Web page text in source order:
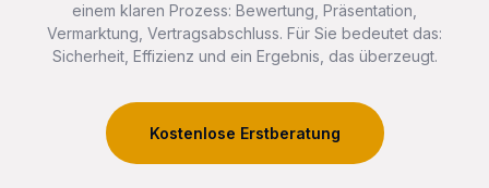
einem klaren Prozess: Bewertung, Präsentation,
Vermarktung, Vertragsabschluss. Für Sie bedeutet das:
Sicherheit, Effizienz und ein Ergebnis, das überzeugt.
Kostenlose Erstberatung